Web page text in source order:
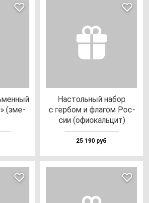
(зме­
Нас­толь­ный на­бор
с гер­бом и фла­гом Рос­
сии (офи­окаль­цит)
25 190 руб